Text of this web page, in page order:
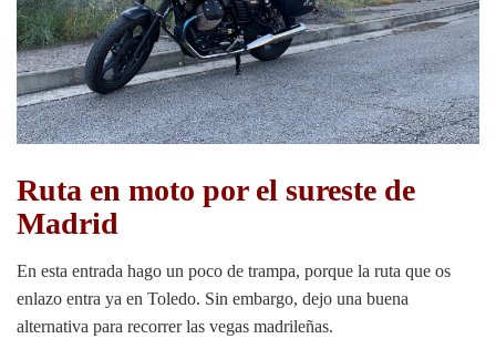
Ruta en moto por el sureste de
Madrid
En esta entrada hago un poco de trampa, porque la ruta que os
enlazo entra ya en Toledo. Sin embargo, dejo una buena
alternativa para recorrer las vegas madrileñas.